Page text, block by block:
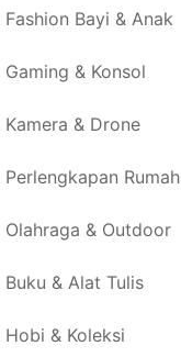
Fashion Bayi & Anak
Gaming & Konsol
Kamera & Drone
Perlengkapan Rumah
Olahraga & Outdoor
Buku & Alat Tulis
Hobi & Koleksi